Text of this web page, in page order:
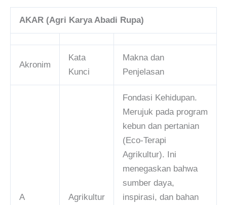
AKAR (Agri Karya Abadi Rupa)
Akronim
Kata
Kunci
Makna dan
Penjelasan
A Agrikultur
Fondasi Kehidupan.
Merujuk pada program
kebun dan pertanian
(Eco-Terapi
Agrikultur). Ini
menegaskan bahwa
sumber daya,
inspirasi, dan bahan